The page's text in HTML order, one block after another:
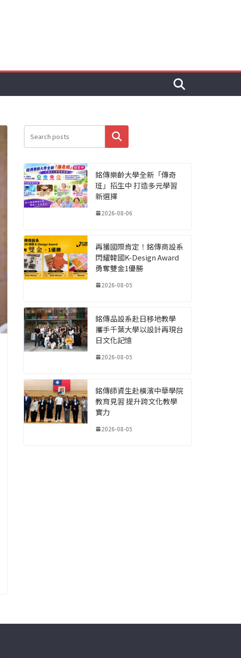
搜尋
銘傳樂齡大學全新「傳奇
班」招生中 打造多元學習
新選擇
2026-08-06
再獲國際肯定！銘傳商設系
閃耀韓國K-Design Award
勇奪雙金1優勝
2026-08-05
銘傳品設系赴日移地教學
攜手千葉大學以設計再現台
日文化記憶
2026-08-05
銘傳師資生赴橫濱中華學院
教育見習 提升跨文化教學
實力
2026-08-05